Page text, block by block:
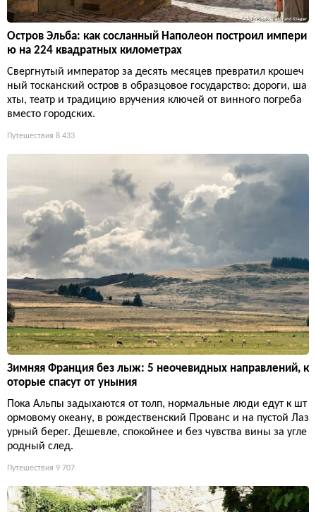
Остров Эльба: как сосланный Наполеон построил импери
ю на 224 квадратных километрах
Свергнутый император за десять месяцев превратил крошеч
ный тосканский остров в образцовое государство: дороги, ша
хты, театр и традицию вручения ключей от винного погреба
вместо городских.
Путешествия 8 433
Зимняя Франция без лыж: 5 неочевидных направлений, к
оторые спасут от уныния
Пока Альпы задыхаются от толп, нормальные люди едут к шт
ормовому океану, в рождественский Прованс и на пустой Лаз
урный берег. Дешевле, спокойнее и без чувства вины за угле
родный след.
Путешествия 9 707